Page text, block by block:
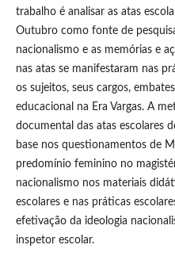
trabalho é analisar as atas
Outubro como fonte de
nacionalismo e as memórias e
nas atas se manifestaram nas
os sujeitos, seus cargos,
educacional na Era Vargas. A
documental das atas escolares
base nos questionamentos de
predomínio feminino no
nacionalismo nos materiais
escolares e nas práticas
efetivação da ideologia
inspetor escolar.